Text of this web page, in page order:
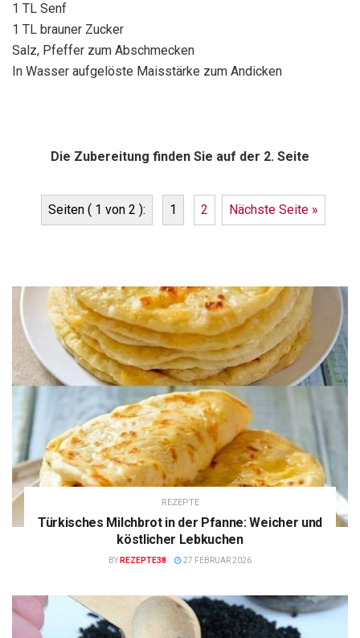
1 TL Senf
1 TL brauner Zucker
Salz, Pfeffer zum Abschmecken
In Wasser aufgelöste Maisstärke zum Andicken
Die Zubereitung finden Sie auf der 2. Seite
Seiten ( 1 von 2 ): 1 2 Nächste Seite »
REZEPTE
Türkisches Milchbrot in der Pfanne: Weicher und
köstlicher Lebkuchen
BY REZEPTE38 27 FEBRUAR 2026